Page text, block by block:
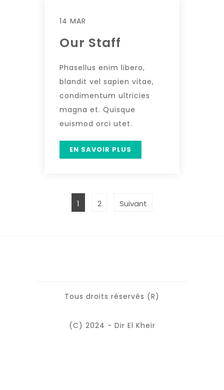
14 MAR
Our Staff
Phasellus enim libero,
blandit vel sapien vitae,
condimentum ultricies
magna et. Quisque
euismod orci utet.
EN SAVOIR PLUS
1 2 Suivant
Tous droits réservés (R)
(C) 2024 - Dir El Kheir